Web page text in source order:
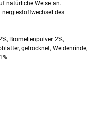
natürliche Weise an.
des
Bromelienpulver 2%,
getrocknet, Weidenrinde,